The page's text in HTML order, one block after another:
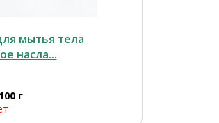
мытья тела
насла...
г